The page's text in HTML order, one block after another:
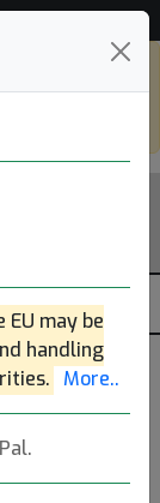
may be
handling
More..